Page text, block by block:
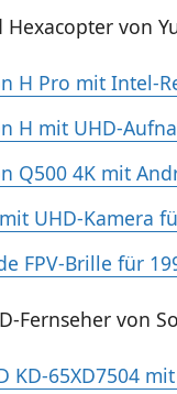
von
H Pro mit Intel-
H mit UHD-
Q500 4K mit
UHD-Kamera
FPV-Brille für
Fernseher von
KD-65XD7504